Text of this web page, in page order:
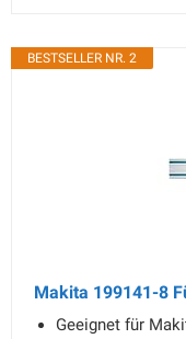
BESTSELLER NR. 2
Makita 199141-8
Geeignet für